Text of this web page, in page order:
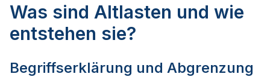
Was sind Altlasten und wie
entstehen sie?
Begriffserklärung und Abgrenzung